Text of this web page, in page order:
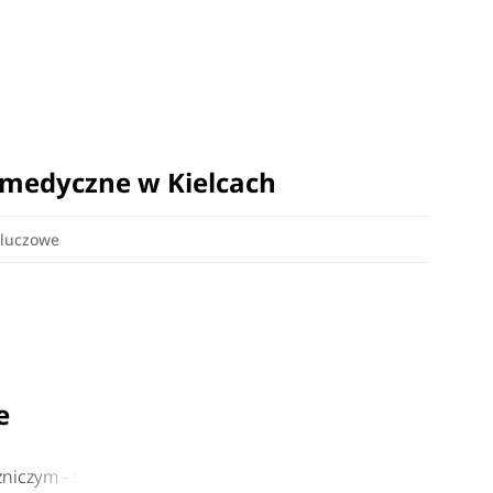
w Kielcach
- studia podyplomowe